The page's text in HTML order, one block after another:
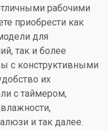
рабочими
приобрести как
для
так и более
с конструктивными
их
с таймером,
и так далее.